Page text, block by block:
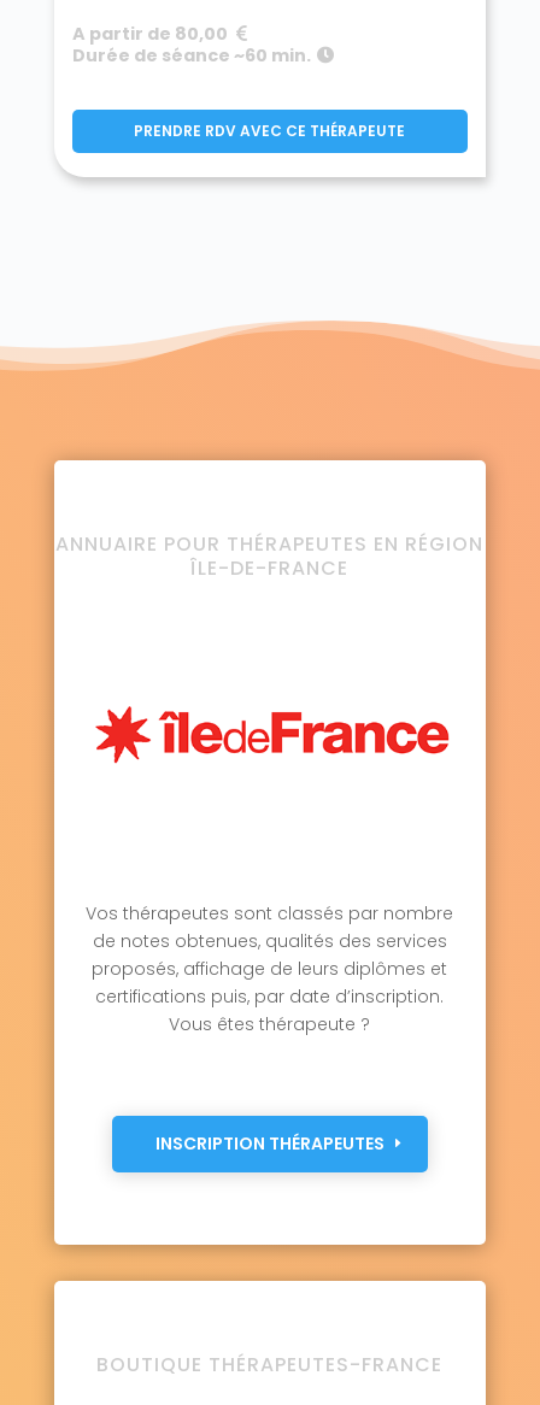
A partir de 80,00
Durée de séance ~60 min.
PRENDRE RDV AVEC CE THÉRAPEUTE
ANNUAIRE POUR THÉRAPEUTES EN RÉGION
ÎLE-DE-FRANCE
Vos thérapeutes sont classés par nombre
de notes obtenues, qualités des services
proposés, affichage de leurs diplômes et
certifications puis, par date d’inscription.
Vous êtes thérapeute ?
INSCRIPTION THÉRAPEUTES
BOUTIQUE THÉRAPEUTES-FRANCE